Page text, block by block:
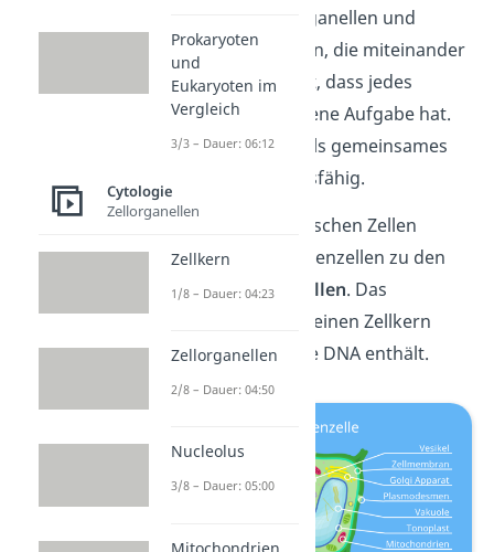
verschiedenen Organellen und
chemischen Stoffen, die miteinander
arbeiten. Das heißt, dass jedes
Organell seine eigene Aufgabe hat.
Sie sind aber nur als gemeinsames
System überlebensfähig.
Genau wie die tierischen Zellen
gehören die Pflanzenzellen zu den
eukaryotischen
Zellen. Das
bedeutet, dass sie einen Zellkern
besitzt, welcher die DNA enthält.
Prokaryoten
und
Eukaryoten im
Vergleich
3/3 – Dauer: 06:12
Cytologie
Zellorganellen
Zellkern
1/8 – Dauer: 04:23
Zellorganellen
2/8 – Dauer: 04:50
Nucleolus
3/8 – Dauer: 05:00
Mitochondrien